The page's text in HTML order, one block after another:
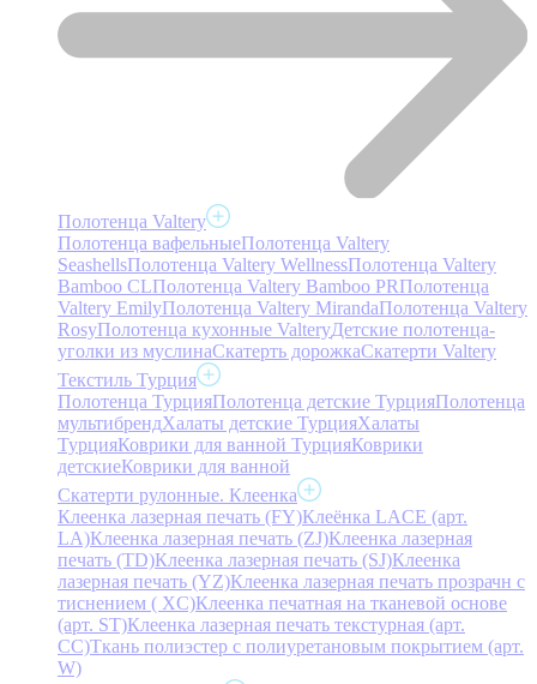
Полотенца Valtery
Полотенца вафельныеПолотенца Valtery
SeashellsПолотенца Valtery WellnessПолотенца Valtery
Bamboo CLПолотенца Valtery Bamboo PRПолотенца
Valtery EmilyПолотенца Valtery MirandaПолотенца Valtery
RosyПолотенца кухонные ValteryДетские полотенца-
уголки из муслинаСкатерть дорожкаСкатерти Valtery
Текстиль Турция
Полотенца ТурцияПолотенца детские ТурцияПолотенца
мультибрендХалаты детские ТурцияХалаты
ТурцияКоврики для ванной ТурцияКоврики
детскиеКоврики для ванной
Скатерти рулонные. Клеенка
Клеенка лазерная печать (FY)Клеёнка LACE (арт.
LA)Клеенка лазерная печать (ZJ)Клеенка лазерная
печать (TD)Клеенка лазерная печать (SJ)Клеенка
лазерная печать (YZ)Клеенка лазерная печать прозрачн с
тиснением ( XC)Клеенка печатная на тканевой основе
(арт. ST)Клеенка лазерная печать текстурная (арт.
CC)Ткань полиэстер с полиуретановым покрытием (арт.
W)